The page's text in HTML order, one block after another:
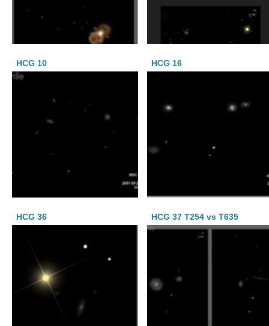
HCG 10 HCG 16
HCG 36 HCG 37 T254 vs T635